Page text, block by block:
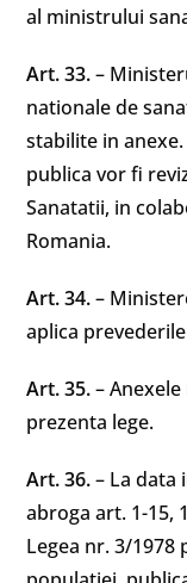
al ministrului
Art. 33.–
nationale de
stabilite in
publica vor fi
Sanatatii, in
Romania.
Art. 34.–
aplica
Art. 35.–
prezenta lege.
Art. 36.– La data
abroga art. 1-15,
Legea nr. 3/